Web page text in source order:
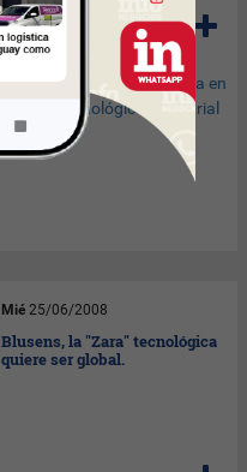
Mié 25/06/2008
Blusens, la "Zara" tecnológica
quiere ser global.